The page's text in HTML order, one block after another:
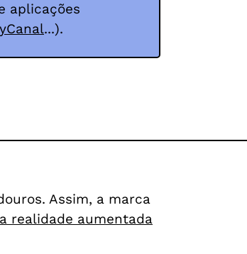
aplicações
...).
Assim, a marca
realidade aumentada